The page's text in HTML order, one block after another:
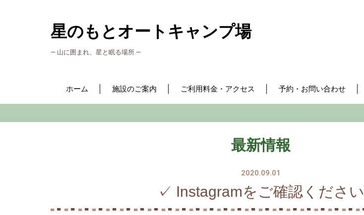
星のもとオートキャンプ場
― 山に囲まれ、星と眠る場所 ―
ホーム 施設のご案内 ご利用料金・アクセス 予約・お問い合わせ
最新情報
2020.09.01
✓ Instagramをご確認ください